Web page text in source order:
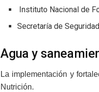
Instituto Nacional de
Secretaría de
Agua y
La implementación y
Nutrición.